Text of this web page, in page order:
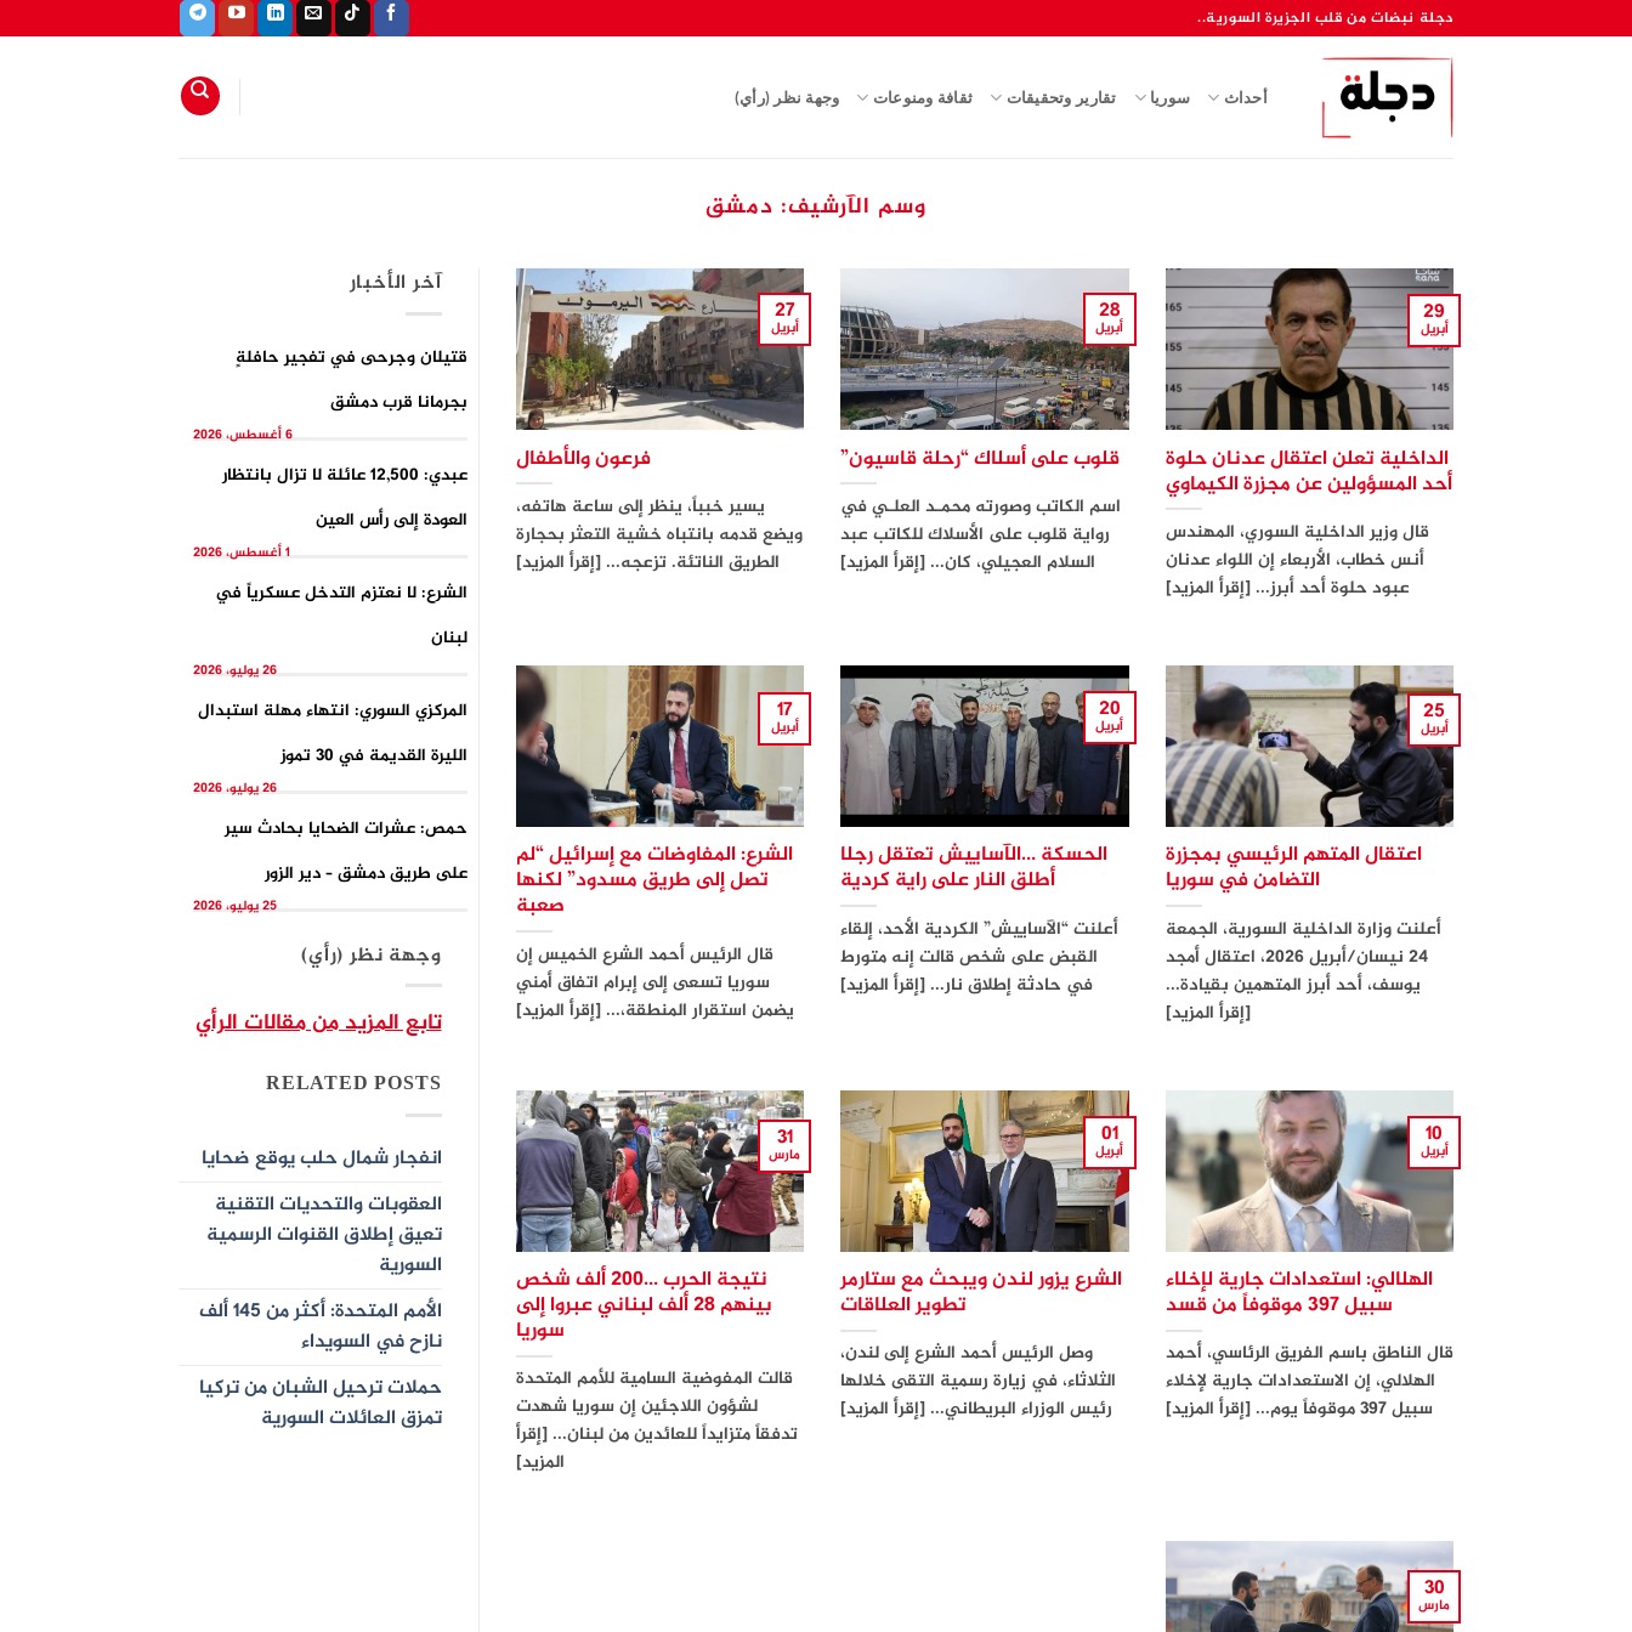
للمحتوى
دجلة نبضات من قلب الجزيرة السورية..
أحداث سوريا تقارير وتحقيقات ثقافة ومنوعات وجهة نظر (رأي)
وسم الآرشيف: دمشق
الداخلية تعلن اعتقال عدنان حلوة
أحد المسؤولين عن مجزرة الكيماوي
قال وزير الداخلية السوري، المهندس
أنس خطاب، الأربعاء إن اللواء عدنان
عبود حلوة أحد أبرز... [إقرأ المزيد]
29
أبريل
قلوب على أسلاك “رحلة قاسيون”
اسم الكاتب وصورته محمـد العلـي في
رواية قلوب على الأسلاك للكاتب عبد
السلام العجيلي، كان... [إقرأ المزيد]
28
أبريل
فرعون والأطفال
يسير خبباً، ينظر إلى ساعة هاتفه،
ويضع قدمه بانتباه خشية التعثر بحجارة
الطريق الناتئة. تزعجه... [إقرأ المزيد]
27
أبريل
اعتقال المتهم الرئيسي بمجزرة
التضامن في سوريا
أعلنت وزارة الداخلية السورية، الجمعة
24 نيسان/أبريل 2026، اعتقال أمجد
يوسف، أحد أبرز المتهمين بقيادة...
[إقرأ المزيد]
25
أبريل
الحسكة …الآساييش تعتقل رجلا
أطلق النار على راية كردية
أعلنت “الآساييش” الكردية الأحد، إلقاء
القبض على شخص قالت إنه متورط
في حادثة إطلاق نار... [إقرأ المزيد]
20
أبريل
الشرع: المفاوضات مع إسرائيل “لم
تصل إلى طريق مسدود” لكنها
صعبة
قال الرئيس أحمد الشرع الخميس إن
سوريا تسعى إلى إبرام اتفاق أمني
يضمن استقرار المنطقة،... [إقرأ المزيد]
17
أبريل
الهلالي: استعدادات جارية لإخلاء
سبيل 397 موقوفاً من قسد
قال الناطق باسم الفريق الرئاسي، أحمد
الهلالي، إن الاستعدادات جارية لإخلاء
سبيل 397 موقوفاً يوم... [إقرأ المزيد]
10
أبريل
الشرع يزور لندن ويبحث مع ستارمر
تطوير العلاقات
وصل الرئيس أحمد الشرع إلى لندن،
الثلاثاء، في زيارة رسمية التقى خلالها
رئيس الوزراء البريطاني... [إقرأ المزيد]
01
أبريل
نتيجة الحرب …200 ألف شخص
بينهم 28 ألف لبناني عبروا إلى
سوريا
قالت المفوضية السامية للأمم المتحدة
لشؤون اللاجئين إن سوريا شهدت
تدفقاً متزايداً للعائدين من لبنان... [إقرأ
المزيد]
31
مارس
30
مارس
آخر الأخبار
قتيلان وجرحى في تفجيرِ حافلةٍ
بجرمانا قرب دمشق
6 أغسطس، 2026
عبدي: 12,500 عائلة لا تزال بانتظار
العودة إلى رأس العين
1 أغسطس، 2026
الشرع: لا نعتزم التدخل عسكرياً في
لبنان
26 يوليو، 2026
المركزي السوري: انتهاء مهلة استبدال
الليرة القديمة في 30 تموز
26 يوليو، 2026
حمص: عشرات الضحايا بحادث سير
على طريق دمشق – دير الزور
25 يوليو، 2026
وجهة نظر (رأي)
تابع المزيد من مقالات الرأي
RELATED POSTS
انفجار شمال حلب يوقع ضحايا
العقوبات والتحديات التقنية
تعيق إطلاق القنوات الرسمية
السورية
الأمم المتحدة: أكثر من 145 ألف
نازح في السويداء
حملات ترحيل الشبان من تركيا
تمزق العائلات السورية